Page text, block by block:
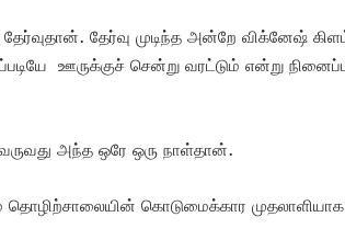
தேர்வு முடிந்த அன்றே விக்னேஷ்
ஊருக்குச் சென்று வரட்டும் என்று
அந்த ஒரே ஒரு நாள்தான்.
கொடுமைக்கார முதலாளியாக